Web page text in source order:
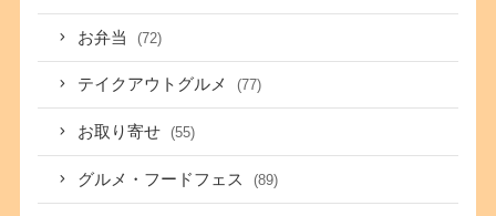
お弁当 (72)
テイクアウトグルメ (77)
お取り寄せ (55)
グルメ・フードフェス (89)